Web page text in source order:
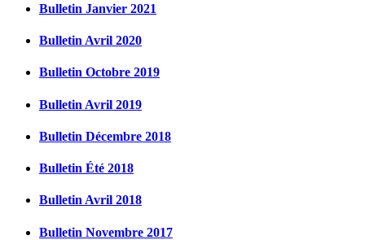
Bulletin Janvier 2021
Bulletin Avril 2020
Bulletin Octobre 2019
Bulletin Avril 2019
Bulletin Décembre 2018
Bulletin Été 2018
Bulletin Avril 2018
Bulletin Novembre 2017